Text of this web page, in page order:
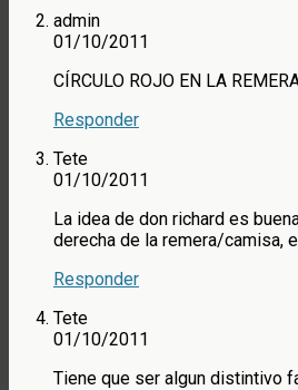
admin
01/10/2011
CÍRCULO ROJO EN LA
Responder
Tete
01/10/2011
La idea de don richard es
derecha de la remera/camisa,
Responder
Tete
01/10/2011
Tiene que ser algun distintivo